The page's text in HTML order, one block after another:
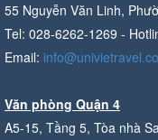
55 Nguyễn Văn Linh,
Tel: 028-6262-1269 -
Email:
Văn phòng Quận 4
A5-15, Tầng 5, Tòa nhà